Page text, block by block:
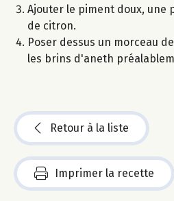
Ajouter le piment doux, une
de citron.
Poser dessus un morceau
les brins d'aneth
Retour à la liste
Imprimer la recette